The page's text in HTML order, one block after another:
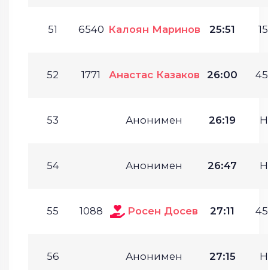
51 6540 Калоян Маринов 25:51
52 1771 Анастас Казаков 26:00
53 Анонимен 26:19
54 Анонимен 26:47
55 1088 Росен Досев 27:11
56 Анонимен 27:15